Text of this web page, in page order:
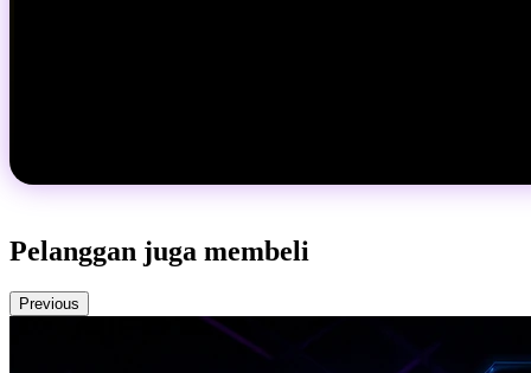
Pelanggan juga membeli
Previous